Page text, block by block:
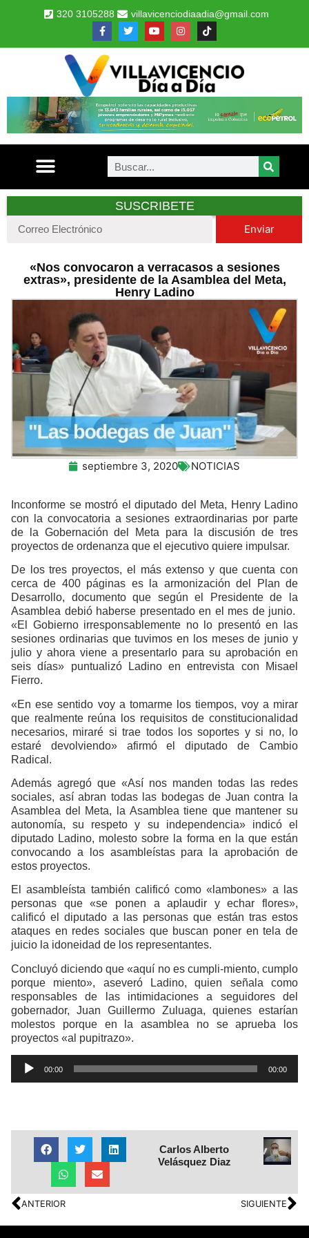
320 3105288 villavicenciodiaadia@gmail.com
SUSCRIBETE
Enviar
«Nos convocaron a verracasos a sesiones
extras», presidente de la Asamblea del Meta,
Henry Ladino
septiembre 3, 2020 NOTICIAS
Inconforme se mostró el diputado del Meta, Henry Ladino
con la convocatoria a sesiones extraordinarias por parte
de la Gobernación del Meta para la discusión de tres
proyectos de ordenanza que el ejecutivo quiere impulsar.
De los tres proyectos, el más extenso y que cuenta con
cerca de 400 páginas es la armonización del Plan de
Desarrollo, documento que según el Presidente de la
Asamblea debió haberse presentado en el mes de junio.
«El Gobierno irresponsablemente no lo presentó en las
sesiones ordinarias que tuvimos en los meses de junio y
julio y ahora viene a presentarlo para su aprobación en
seis días» puntualizó Ladino en entrevista con Misael
Fierro.
«En ese sentido voy a tomarme los tiempos, voy a mirar
que realmente reúna los requisitos de constitucionalidad
necesarios, miraré si trae todos los soportes y si no, lo
estaré devolviendo» afirmó el diputado de Cambio
Radical.
Además agregó que «Así nos manden todas las redes
sociales, así abran todas las bodegas de Juan contra la
Asamblea del Meta, la Asamblea tiene que mantener su
autonomía, su respeto y su independencia» indicó el
diputado Ladino, molesto sobre la forma en la que están
convocando a los asambleístas para la aprobación de
estos proyectos.
El asambleísta también calificó como «lambones» a las
personas que «se ponen a aplaudir y echar flores»,
calificó el diputado a las personas que están tras estos
ataques en redes sociales que buscan poner en tela de
juicio la idoneidad de los representantes.
Concluyó diciendo que «aquí no es cumpli-miento, cumplo
porque miento», aseveró Ladino, quien señala como
responsables de las intimidaciones a seguidores del
gobernador, Juan Guillermo Zuluaga, quienes estarían
molestos porque en la asamblea no se aprueba los
proyectos «al pupitrazo».
Reproductor
00:00 00:00
Carlos Alberto
Velásquez Diaz
ANTERIOR SIGUIENTE